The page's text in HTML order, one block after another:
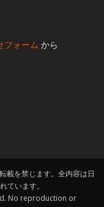
フォーム から
載を禁じます。全内容は日
ています。
No reproduction or